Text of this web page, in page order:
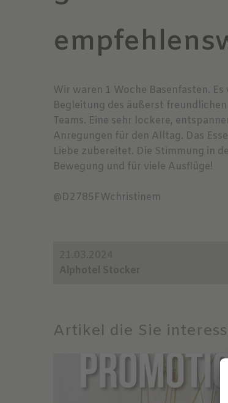
Wir waren 1 Woche Basenfasten.
Begleitung des äußerst
Teams. Eine sehr lockere,
Anregungen für den Alltag. Das
Liebe zubereitet. Die Stimmung in
Bewegung und für viele Ausflüge!
@D2785FWchristinem
Artikel die Sie